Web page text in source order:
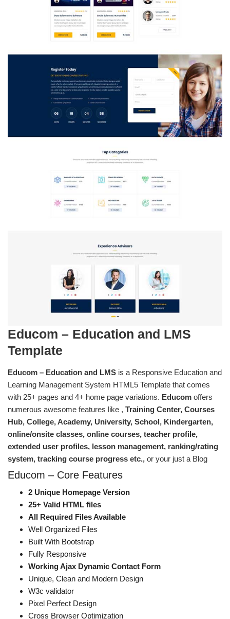
Educom – Education and LMS
Template
Educom – Education and LMS is a Responsive Education and
Learning Management System HTML5 Template that comes
with 25+ pages and 4+ home page variations. Educom offers
numerous awesome features like , Training Center, Courses
Hub, College, Academy, University, School, Kindergarten,
online/onsite classes, online courses, teacher profile,
extended user profiles, lesson management, ranking/rating
system, tracking course progress etc., or your just a Blog
Educom – Core Features
2 Unique Homepage Version
25+ Valid HTML files
All Required Files Available
Well Organized Files
Built With Bootstrap
Fully Responsive
Working Ajax Dynamic Contact Form
Unique, Clean and Modern Design
W3c validator
Pixel Perfect Design
Cross Browser Optimization